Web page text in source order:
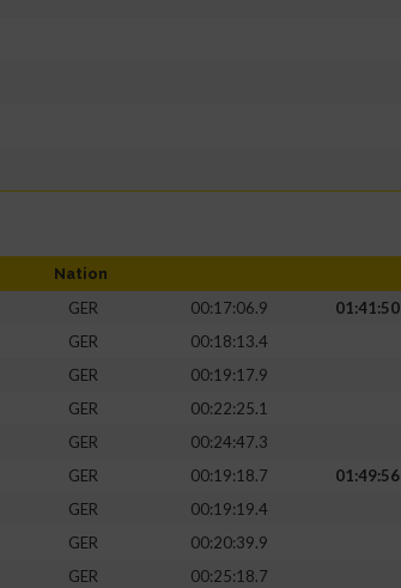
Nation
GER 00:17:06.9
01:41:50
GER
00:18:13.4
GER
00:19:17.9
GER
00:22:25.1
GER
00:24:47.3
GER 00:19:18.7
01:49:56
GER
00:19:19.4
GER
00:20:39.9
GER
00:25:18.7